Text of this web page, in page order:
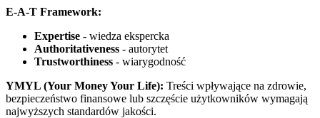
E-A-T Framework:
Expertise - wiedza ekspercka
Authoritativeness - autorytet
Trustworthiness - wiarygodność
YMYL (Your Money Your Life): Treści wpływające na zdrowie,
bezpieczeństwo finansowe lub szczęście użytkowników wymagają
najwyższych standardów jakości.